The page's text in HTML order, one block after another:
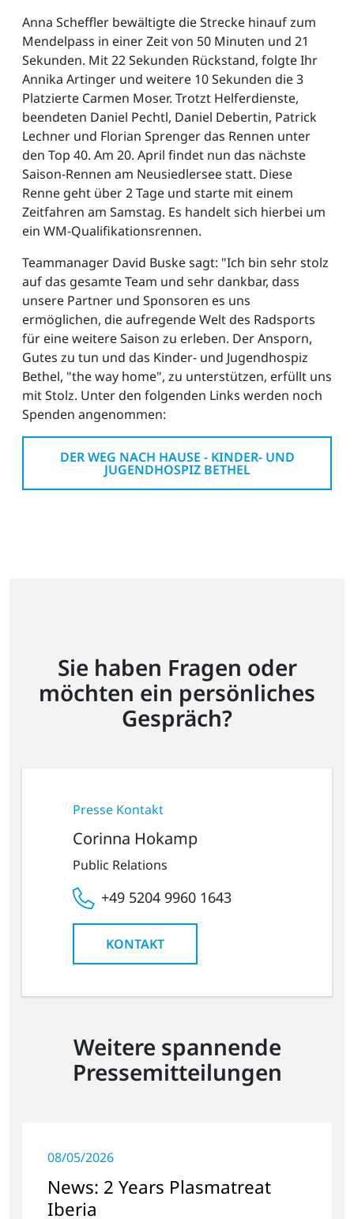
Anna Scheffler bewältigte die Strecke hinauf zum
Mendelpass in einer Zeit von 50 Minuten und 21
Sekunden. Mit 22 Sekunden Rückstand, folgte Ihr
Annika Artinger und weitere 10 Sekunden die 3
Platzierte Carmen Moser. Trotzt Helferdienste,
beendeten Daniel Pechtl, Daniel Debertin, Patrick
Lechner und Florian Sprenger das Rennen unter
den Top 40. Am 20. April findet nun das nächste
Saison-Rennen am Neusiedlersee statt. Diese
Renne geht über 2 Tage und starte mit einem
Zeitfahren am Samstag. Es handelt sich hierbei um
ein WM-Qualifikationsrennen.
Teammanager David Buske sagt: "Ich bin sehr stolz
auf das gesamte Team und sehr dankbar, dass
unsere Partner und Sponsoren es uns
ermöglichen, die aufregende Welt des Radsports
für eine weitere Saison zu erleben. Der Ansporn,
Gutes zu tun und das Kinder- und Jugendhospiz
Bethel, "the way home", zu unterstützen, erfüllt uns
mit Stolz. Unter den folgenden Links werden noch
Spenden angenommen:
DER WEG NACH HAUSE - KINDER- UND
JUGENDHOSPIZ BETHEL
Sie haben Fragen oder
möchten ein persönliches
Gespräch?
Presse Kontakt
Corinna Hokamp
Public Relations
+49 5204 9960 1643
KONTAKT
Weitere spannende
Pressemitteilungen
08/05/2026
News: 2 Years Plasmatreat
Iberia